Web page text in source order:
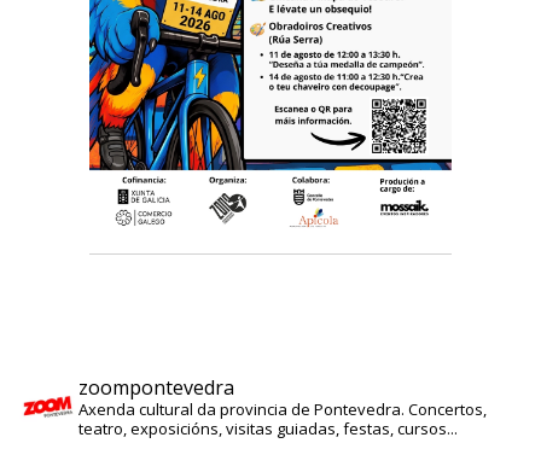
zoompontevedra
Axenda cultural da provincia de Pontevedra. Concertos,
teatro, exposicións, visitas guiadas, festas, cursos...